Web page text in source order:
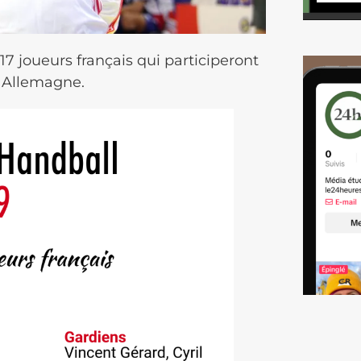
joueurs français qui participeront